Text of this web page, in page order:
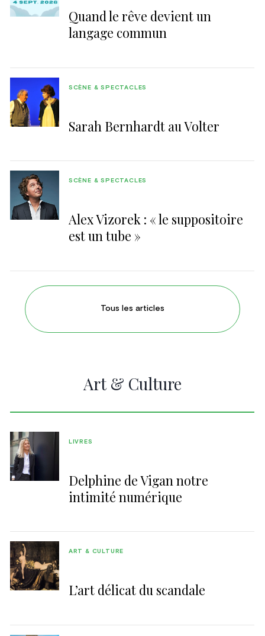
Quand le rêve devient un
langage commun
Sarah Bernhardt au Volter
SCÈNE & SPECTACLES
Alex Vizorek : « le suppositoire
est un tube »
SCÈNE & SPECTACLES
Tous les articles
Art & Culture
Delphine de Vigan notre
intimité numérique
LIVRES
L’art délicat du scandale
ART & CULTURE